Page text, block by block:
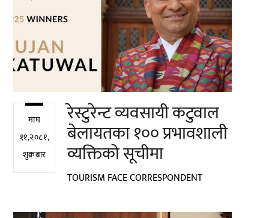
माघ
११,२०८१,
शुक्रबार
रेस्टुरेन्ट व्यवसायी कटुवाल
बेलायतका १०० प्रभावशाली
व्यक्तिको सूचीमा
TOURISM FACE CORRESPONDENT